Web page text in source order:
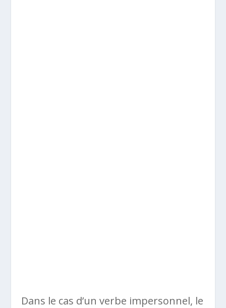
Dans le cas d’un verbe impersonnel, le